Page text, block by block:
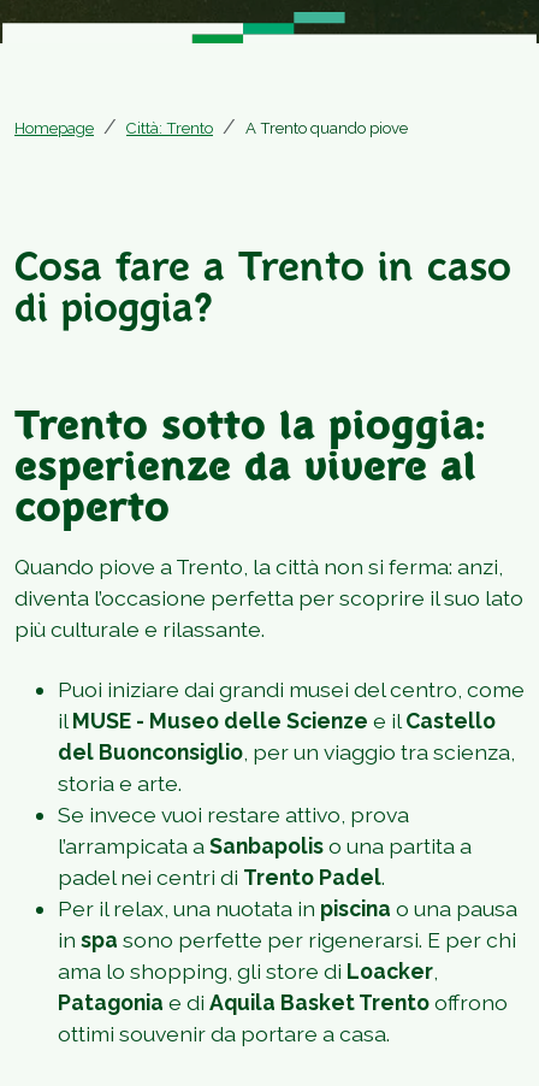
Homepage Città: Trento A Trento quando piove
Cosa fare a Trento in caso
di pioggia?
Trento sotto la pioggia:
esperienze da vivere al
coperto
Quando piove a Trento, la città non si ferma: anzi,
diventa l’occasione perfetta per scoprire il suo lato
più culturale e rilassante.
Puoi iniziare dai grandi musei del centro, come
il MUSE - Museo delle Scienze e il Castello
del Buonconsiglio , per un viaggio tra scienza,
storia e arte.
Se invece vuoi restare attivo, prova
l’arrampicata aSanbapoliso una partita a
padel nei centri di Trento Padel.
Per il relax, una nuotata in piscina o una pausa
in spa sono perfette per rigenerarsi. E per chi
ama lo shopping, gli store di Loacker
Patagonia e di Aquila Basket Trentooffrono
ottimi souvenir da portare a casa.